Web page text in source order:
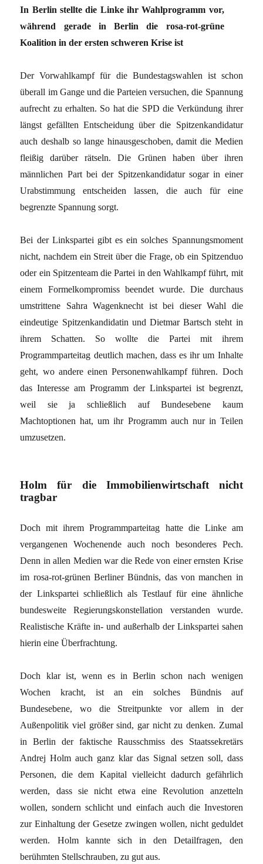
In Berlin stellte die Linke ihr Wahlprogramm vor,
während gerade in Berlin die rosa-rot-grüne
Koalition in der ersten schweren Krise ist
Der Vorwahlkampf für die Bundestagswahlen ist schon
überall im Gange und die Parteien versuchen, die Spannung
aufrecht zu erhalten. So hat die SPD die Verkündung ihrer
längst gefällten Entscheidung über die Spitzenkandidatur
auch deshalb so lange hinausgeschoben, damit die Medien
fleißig darüber rätseln. Die Grünen haben über ihren
männlichen Part bei der Spitzenkandidatur sogar in einer
Urabstimmung entscheiden lassen, die auch für eine
begrenzte Spannung sorgt.
Bei der Linkspartei gibt es ein solches Spannungsmoment
nicht, nachdem ein Streit über die Frage, ob ein Spitzenduo
oder ein Spitzenteam die Partei in den Wahlkampf führt, mit
einem Formelkompromiss beendet wurde. Die durchaus
umstrittene Sahra Wagenknecht ist bei dieser Wahl die
eindeutige Spitzenkandidatin und Dietmar Bartsch steht in
ihrem Schatten. So wollte die Partei mit ihrem
Programmparteitag deutlich machen, dass es ihr um Inhalte
geht, wo andere einen Personenwahlkampf führen. Doch
das Interesse am Programm der Linkspartei ist begrenzt,
weil sie ja schließlich auf Bundesebene kaum
Machtoptionen hat, um ihr Programm auch nur in Teilen
umzusetzen.
Holm für die Immobilienwirtschaft nicht
tragbar
Doch mit ihrem Programmparteitag hatte die Linke am
vergangenen Wochenende auch noch besonderes Pech.
Denn in allen Medien war die Rede von einer ernsten Krise
im rosa-rot-grünen Berliner Bündnis, das von manchen in
der Linkspartei schließlich als Testlauf für eine ähnliche
bundesweite Regierungskonstellation verstanden wurde.
Realistische Kräfte in- und außerhalb der Linkspartei sahen
hierin eine Überfrachtung.
Doch klar ist, wenn es in Berlin schon nach wenigen
Wochen kracht, ist an ein solches Bündnis auf
Bundesebene, wo die Streitpunkte vor allem in der
Außenpolitik viel größer sind, gar nicht zu denken. Zumal
in Berlin der faktische Rausschmiss des Staatssekretärs
Andrej Holm auch ganz klar das Signal setzen soll, dass
Personen, die dem Kapital vielleicht dadurch gefährlich
werden, dass sie nicht etwa eine Revolution anzetteln
wollen, sondern schlicht und einfach auch die Investoren
zur Einhaltung der Gesetze zwingen wollen, nicht geduldet
werden. Holm kannte sich in den Detailfragen, den
berühmten Stellschrauben, zu gut aus.